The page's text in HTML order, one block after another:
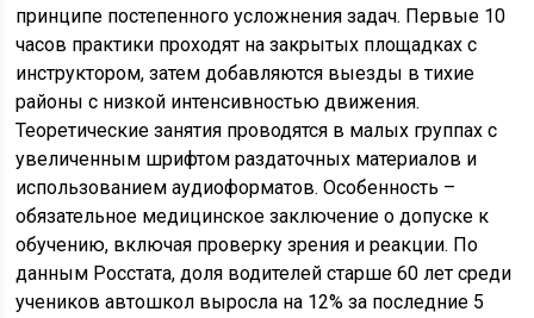
принципе постепенного усложнения задач. Первые 10
часов практики проходят на закрытых площадках с
инструктором, затем добавляются выезды в тихие
районы с низкой интенсивностью движения.
Теоретические занятия проводятся в малых группах с
увеличенным шрифтом раздаточных материалов и
использованием аудиоформатов. Особенность –
обязательное медицинское заключение о допуске к
обучению, включая проверку зрения и реакции. По
данным Росстата, доля водителей старше 60 лет среди
учеников автошкол выросла на 12% за последние 5